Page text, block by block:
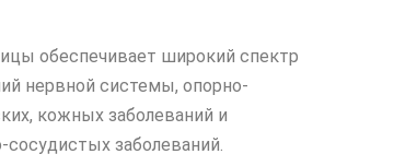
обеспечивает широкий спектр
нервной системы, опорно-
кожных заболеваний и
заболеваний.